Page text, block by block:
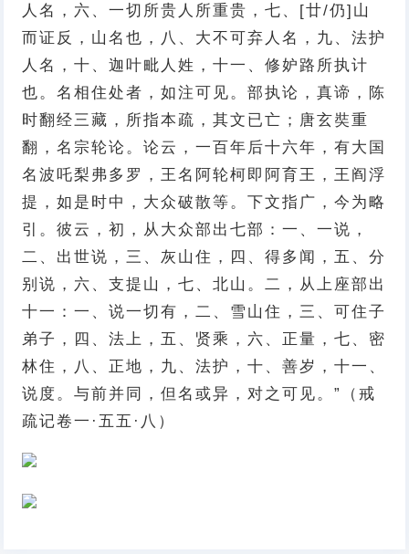
人名，六、一切所贵人所重贵，七、[廿/仍]山
而证反，山名也，八、大不可弃人名，九、法护
人名，十、迦叶毗人姓，十一、修妒路所执计
也。名相住处者，如注可见。部执论，真谛，陈
时翻经三藏，所指本疏，其文已亡；唐玄奘重
翻，名宗轮论。论云，一百年后十六年，有大国
名波吒梨弗多罗，王名阿轮柯即阿育王，王阎浮
提，如是时中，大众破散等。下文指广，今为略
引。彼云，初，从大众部出七部：一、一说，
二、出世说，三、灰山住，四、得多闻，五、分
别说，六、支提山，七、北山。二，从上座部出
十一：一、说一切有，二、雪山住，三、可住子
弟子，四、法上，五、贤乘，六、正量，七、密
林住，八、正地，九、法护，十、善岁，十一、
说度。与前并同，但名或异，对之可见。”（戒
疏记卷一·五五·八）